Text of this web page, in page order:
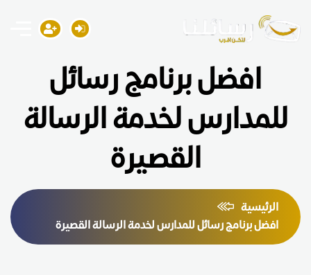
افضل برنامج رسائل
للمدارس لخدمة الرسالة
القصيرة
الرئيسية
افضل برنامج رسائل للمدارس لخدمة الرسالة القصيرة